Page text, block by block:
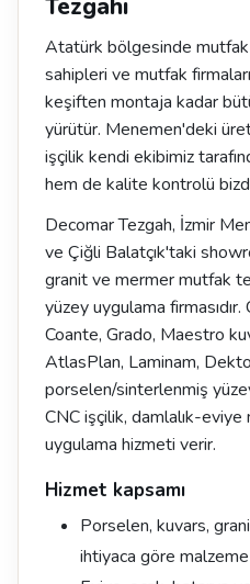
Tezgahı
Atatürk bölgesinde mutfak
sahipleri ve mutfak
keşiften montaja kadar
yürütür. Menemen'deki
işçilik kendi ekibimiz
hem de kalite kontrolü
Decomar Tezgah, İzmir
ve Çiğli Balatçık'taki
granit ve mermer mutfak
yüzey uygulama
Coante, Grado, Maestro
AtlasPlan, Laminam,
porselen/sinterlenmiş
CNC işçilik, damlalık-eviye
uygulama hizmeti verir.
Hizmet kapsamı
Porselen, kuvars,
ihtiyaca göre